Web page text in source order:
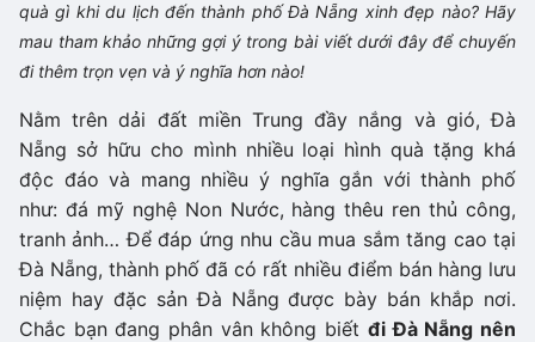
quà gì khi du lịch đến thành phố Đà Nẵng xinh đẹp nào? Hãy
mau tham khảo những gợi ý trong bài viết dưới đây để chuyến
đi thêm trọn vẹn và ý nghĩa hơn nào!
Nằm trên dải đất miền Trung đầy nắng và gió, Đà
Nẵng sở hữu cho mình nhiều loại hình quà tặng khá
độc đáo và mang nhiều ý nghĩa gắn với thành phố
như: đá mỹ nghệ Non Nước, hàng thêu ren thủ công,
tranh ảnh… Để đáp ứng nhu cầu mua sắm tăng cao tại
Đà Nẵng, thành phố đã có rất nhiều điểm bán hàng lưu
niệm hay đặc sản Đà Nẵng được bày bán khắp nơi.
Chắc bạn đang phân vân không biết đi Đà Nẵng nên